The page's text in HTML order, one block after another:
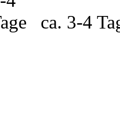
ca. 3-4